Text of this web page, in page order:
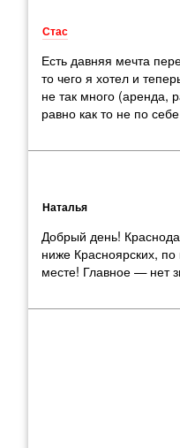
Стас
Есть давняя мечта
то чего я хотел и
не так много (аренда,
равно как то не по
Наталья
Добрый день!
ниже Красноярских,
месте! Главное — нет